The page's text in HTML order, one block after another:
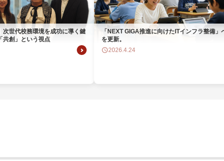
セキュリティ対策・支援
SASEソリューション Allied
オフラインバックアップ
次世代校務環境を成功に導く鍵
共創」という視点
「NEXT GIGA推進に向けたITインフラ整備」
を更新。
2026.4.24